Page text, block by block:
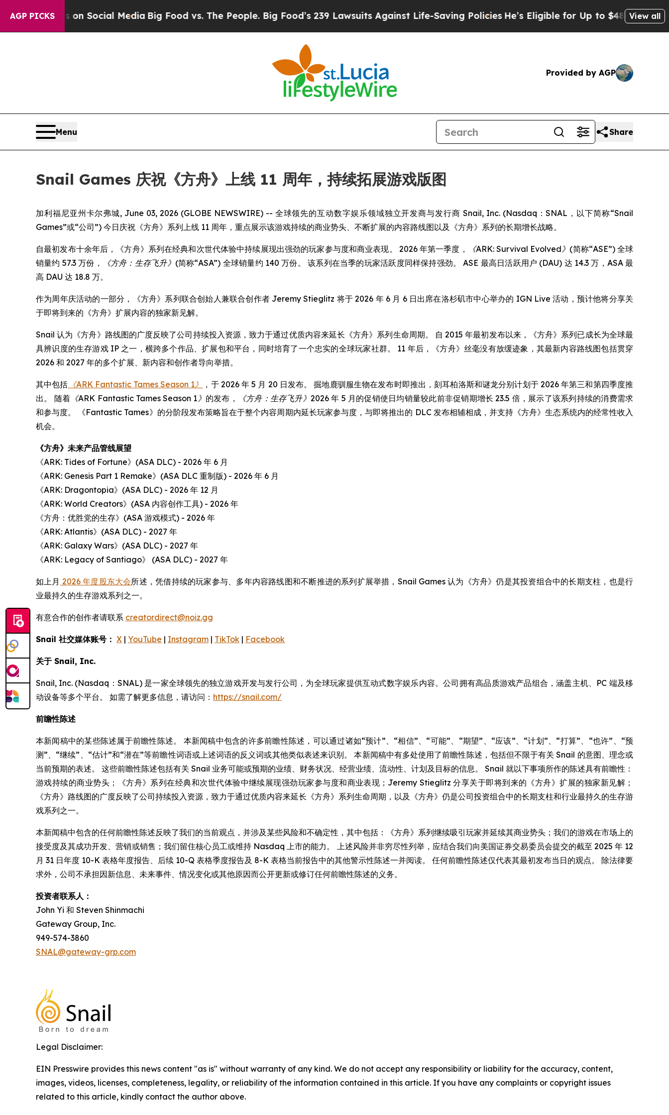
AGP PICKSon Social MediaBig Food vs. The People. Big Food’s 239 Lawsuits Against Life-Saving PoliciesHe’s Eligible for Up to $480,000 AfterView all
Provided by AGP
Menu Share
Snail Games 庆祝《方舟》上线 11 周年，持续拓展游戏版图
加利福尼亚州卡尔弗城, June 03, 2026 (GLOBE NEWSWIRE) -- 全球领先的互动数字娱乐领域独立开发商与发行商 Snail, Inc. (Nasdaq：SNAL，以下简称“Snail
Games”或“公司”) 今日庆祝《方舟》系列上线 11 周年，重点展示该游戏持续的商业势头、不断扩展的内容路线图以及《方舟》系列的长期增长战略。
自最初发布十余年后，《方舟》系列在经典和次世代体验中持续展现出强劲的玩家参与度和商业表现。 2026 年第一季度， 《ARK: Survival Evolved》 (简称“ASE”) 全球
销量约 57.3 万份，
《方舟：生存飞升》 (简称“ASA”) 全球销量约 140 万份。 该系列在当季的玩家活跃度同样保持强劲。 ASE 最高日活跃用户 (DAU) 达 14.3 万，ASA 最
高 DAU 达 18.8 万。
作为周年庆活动的一部分，《方舟》系列联合创始人兼联合创作者 Jeremy Stieglitz 将于 2026 年 6 月 6 日出席在洛杉矶市中心举办的 IGN Live 活动，预计他将分享关
于即将到来的《方舟》扩展内容的独家新见解。
Snail 认为《方舟》路线图的广度反映了公司持续投入资源，致力于通过优质内容来延长《方舟》系列生命周期。 自 2015 年最初发布以来，《方舟》系列已成长为全球最
具辨识度的生存游戏 IP 之一，横跨多个作品、扩展包和平台，同时培育了一个忠实的全球玩家社群。 11 年后，《方舟》丝毫没有放缓迹象，其最新内容路线图包括贯穿
2026 和 2027 年的多个扩展、新内容和创作者导向举措。
其中包括 《ARK Fantastic Tames Season 1》
，于 2026 年 5 月 20 日发布。 掘地鹿驯服生物在发布时即推出，刻耳柏洛斯和谜龙分别计划于 2026 年第三和第四季度推
出。 随着 《ARK Fantastic Tames Season 1》 的发布， 《方舟：生存飞升》 2026 年 5 月的促销使日均销量较此前非促销期增长 23.5 倍，展示了该系列持续的消费需求
和参与度。 《Fantastic Tames》的分阶段发布策略旨在于整个内容周期内延长玩家参与度，与即将推出的 DLC 发布相辅相成，并支持《方舟》生态系统内的经常性收入
机会。
《方舟》未来产品管线展望
《ARK: Tides of Fortune》(ASA DLC) - 2026 年 6 月
《ARK: Genesis Part 1 Remake》(ASA DLC 重制版) - 2026 年 6 月
《ARK: Dragontopia》(ASA DLC) - 2026 年 12 月
《ARK: World Creators》(ASA 内容创作工具) - 2026 年
《方舟：优胜党的生存》(ASA 游戏模式) - 2026 年
《ARK: Atlantis》(ASA DLC) - 2027 年
《ARK: Galaxy Wars》(ASA DLC) - 2027 年
《ARK: Legacy of Santiago》 (ASA DLC) - 2027 年
如上月 2026 年度股东大会所述，凭借持续的玩家参与、多年内容路线图和不断推进的系列扩展举措，Snail Games 认为《方舟》仍是其投资组合中的长期支柱，也是行
业最持久的生存游戏系列之一。
有意合作的创作者请联系 creatordirect@noiz.gg
Snail 社交媒体账号： X | YouTube | Instagram | TikTok | Facebook
关于 Snail, Inc.
Snail, Inc. (Nasdaq：SNAL) 是一家全球领先的独立游戏开发与发行公司，为全球玩家提供互动式数字娱乐内容。公司拥有高品质游戏产品组合，涵盖主机、PC 端及移
动设备等多个平台。 如需了解更多信息，请访问： https://snail.com/
前瞻性陈述
本新闻稿中的某些陈述属于前瞻性陈述。 本新闻稿中包含的许多前瞻性陈述，可以通过诸如“预计”、“相信”、“可能”、“期望”、“应该”、“计划”、“打算”、“也许”、“预
测”、“继续”、“估计”和“潜在”等前瞻性词语或上述词语的反义词或其他类似表述来识别。 本新闻稿中有多处使用了前瞻性陈述，包括但不限于有关 Snail 的意图、理念或
当前预期的表述。 这些前瞻性陈述包括有关 Snail 业务可能或预期的业绩、财务状况、经营业绩、流动性、计划及目标的信息。 Snail 就以下事项所作的陈述具有前瞻性：
游戏持续的商业势头；《方舟》系列在经典和次世代体验中继续展现强劲玩家参与度和商业表现；Jeremy Stieglitz 分享关于即将到来的《方舟》扩展的独家新见解；
《方舟》路线图的广度反映了公司持续投入资源，致力于通过优质内容来延长《方舟》系列生命周期，以及《方舟》仍是公司投资组合中的长期支柱和行业最持久的生存游
戏系列之一。
本新闻稿中包含的任何前瞻性陈述反映了我们的当前观点，并涉及某些风险和不确定性，其中包括：《方舟》系列继续吸引玩家并延续其商业势头；我们的游戏在市场上的
接受度及其成功开发、营销或销售；我们留住核心员工或维持 Nasdaq 上市的能力。 上述风险并非穷尽性列举，应结合我们向美国证券交易委员会提交的截至 2025 年 12
月 31 日年度 10-K 表格年度报告、后续 10-Q 表格季度报告及 8-K 表格当前报告中的其他警示性陈述一并阅读。 任何前瞻性陈述仅代表其最初发布当日的观点。 除法律要
求外，公司不承担因新信息、未来事件、情况变化或其他原因而公开更新或修订任何前瞻性陈述的义务。
投资者联系人：
John Yi 和 Steven Shinmachi
Gateway Group, Inc.
949-574-3860
SNAL@gateway-grp.com
Legal Disclaimer:
EIN Presswire provides this news content "as is" without warranty of any kind. We do not accept any responsibility or liability for the accuracy, content,
images, videos, licenses, completeness, legality, or reliability of the information contained in this article. If you have any complaints or copyright issues
related to this article, kindly contact the author above.